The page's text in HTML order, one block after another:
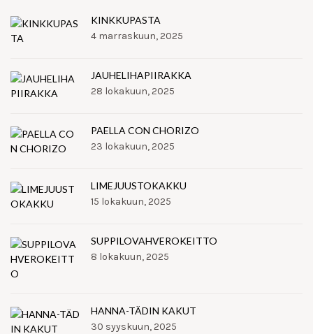
KINKKUPASTA
4 marraskuun, 2025
JAUHELIHAPIIRAKKA
28 lokakuun, 2025
PAELLA CON CHORIZO
23 lokakuun, 2025
LIMEJUUSTOKAKKU
15 lokakuun, 2025
SUPPILOVAHVEROKEITTO
8 lokakuun, 2025
HANNA-TÄDIN KAKUT
30 syyskuun, 2025